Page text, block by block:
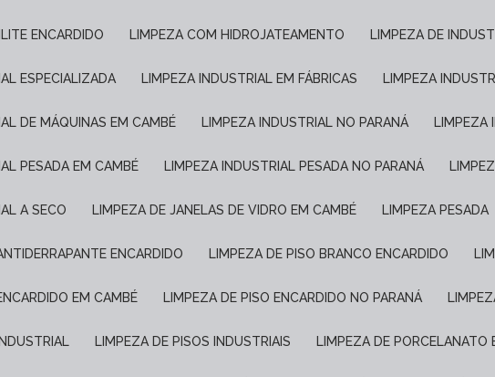
ENCARDIDO LIMPEZA COM HIDROJATEAMENTO LIMPEZA DE
ESPECIALIZADA LIMPEZA INDUSTRIAL EM FÁBRICAS LIMPEZA
DE MÁQUINAS EM CAMBÉ LIMPEZA INDUSTRIAL NO PARANÁ
PESADA EM CAMBÉ LIMPEZA INDUSTRIAL PESADA NO PARANÁ
A SECO LIMPEZA DE JANELAS DE VIDRO EM CAMBÉ LIMPEZA PESADA
ENCARDIDO LIMPEZA DE PISO BRANCO ENCARDIDO
EM CAMBÉ LIMPEZA DE PISO ENCARDIDO NO PARANÁ
LIMPEZA DE PISOS INDUSTRIAIS LIMPEZA DE PORCELANATO